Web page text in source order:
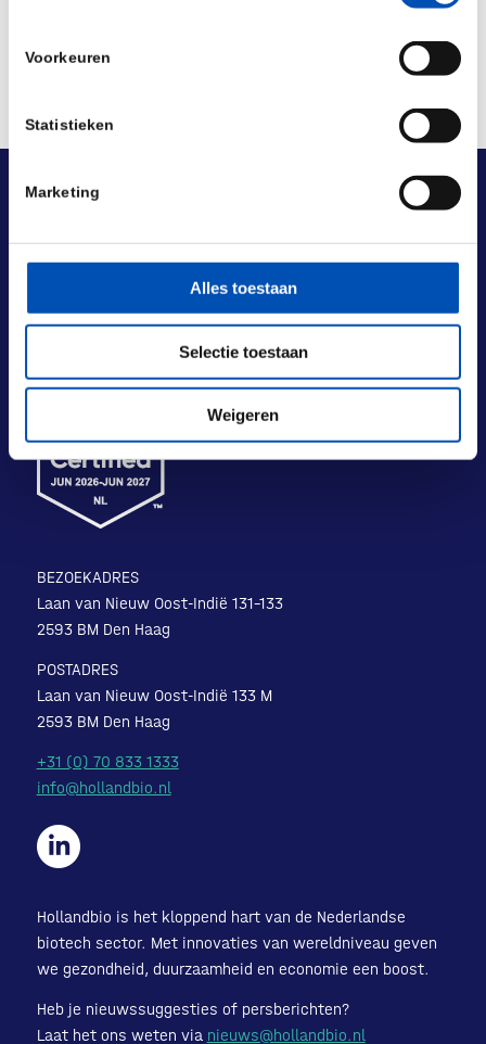
Voorkeuren
Statistieken
Marketing
Alles toestaan
Selectie toestaan
Weigeren
BEZOEKADRES
Laan van Nieuw Oost-Indië 131-133
2593 BM Den Haag
POSTADRES
Laan van Nieuw Oost-Indië 133 M
2593 BM Den Haag
+31 (0) 70 833 1333
info@hollandbio.nl
Hollandbio is het kloppend hart van de Nederlandse
biotech sector. Met innovaties van wereldniveau geven
we gezondheid, duurzaamheid en economie een boost.
Heb je nieuwssuggesties of persberichten?
Laat het ons weten via nieuws@hollandbio.nl